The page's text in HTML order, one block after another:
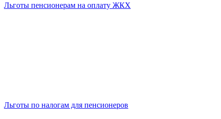
Льготы пенсионерам на оплату ЖКХ
Льготы по налогам для пенсионеров